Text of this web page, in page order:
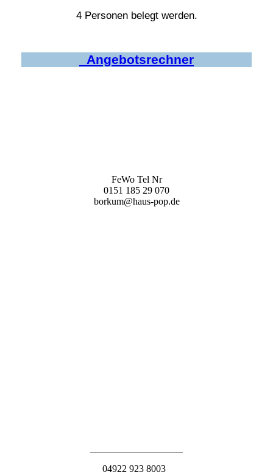
4 Personen belegt werden.
_Angebotsrechner
FeWo Tel Nr
0151 185 29 070
borkum@haus-pop.de
04922 923 8003